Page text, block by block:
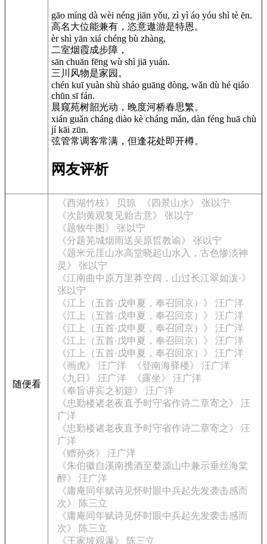
gāo míng dà wèi néng jiān yǒu, zì yì áo yóu shì tè ēn.
高名大位能兼有，恣意遨游是特恩。
èr shì yān xiá chéng bù zhàng,
二室烟霞成步障，
sān chuān fēng wù shì jiā yuán.
三川风物是家园。
chén kuī yuàn shù sháo guāng dòng, wǎn dù hé qiáo
chūn sī fán.
晨窥苑树韶光动，晚度河桥春思繁。
xián guǎn cháng diào kè cháng mǎn, dàn féng huā chù
jí kāi zūn.
弦管常调客常满，但逢花处即开樽。
网友评析
随便看
《西湖竹枝》 贝琼
《四景山水》 张以宁
《次韵黄观复见贻古意》 张以宁
《题牧牛图》 张以宁
《分题芜城烟雨送吴原晢教谕》 张以宁
《题米元厓山水高堂晓起山水入，古色惨淡神
灵》 张以宁
《江南曲中原万里莽空阔，山过长江翠如泼·》
张以宁
《江上（五首·戊申夏，奉召回京）》 汪广洋
《江上（五首·戊申夏，奉召回京）》 汪广洋
《江上（五首·戊申夏，奉召回京）》 汪广洋
《江上（五首·戊申夏，奉召回京）》 汪广洋
《江上（五首·戊申夏，奉召回京）》 汪广洋
《画虎》 汪广洋
《登南海驿楼》 汪广洋
《九日》 汪广洋
《露坐》 汪广洋
《奉旨讲宾之初筵》 汪广洋
《忠勤楼诸老夜直予时守省作诗二章寄之》 汪
广洋
《忠勤楼诸老夜直予时守省作诗二章寄之》 汪
广洋
《赠孙炎》 汪广洋
《朱伯徽自溪南携酒至婺源山中兼示垂丝海棠
醉》 汪广洋
《庸庵同年赋诗见怀时眼中兵起先发袭击感而
次》 陈三立
《庸庵同年赋诗见怀时眼中兵起先发袭击感而
次》 陈三立
《王家坡观瀑》 陈三立